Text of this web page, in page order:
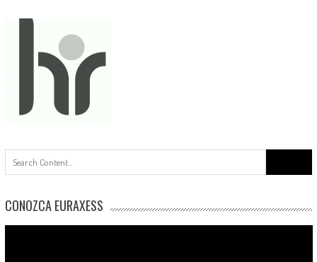
CONOZCA EURAXESS